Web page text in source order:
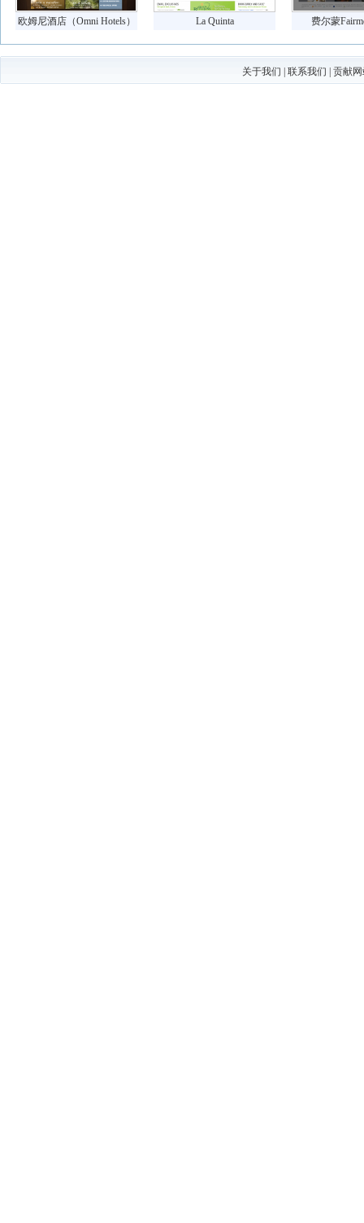
欧姆尼酒店（Omni Hotels） La Quinta 费尔蒙
关于我们 联系我们 贡献